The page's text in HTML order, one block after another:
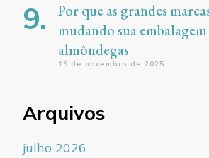
Por que as grandes
mudando sua
almôndegas
19 de novembro de 2025
Arquivos
julho 2026